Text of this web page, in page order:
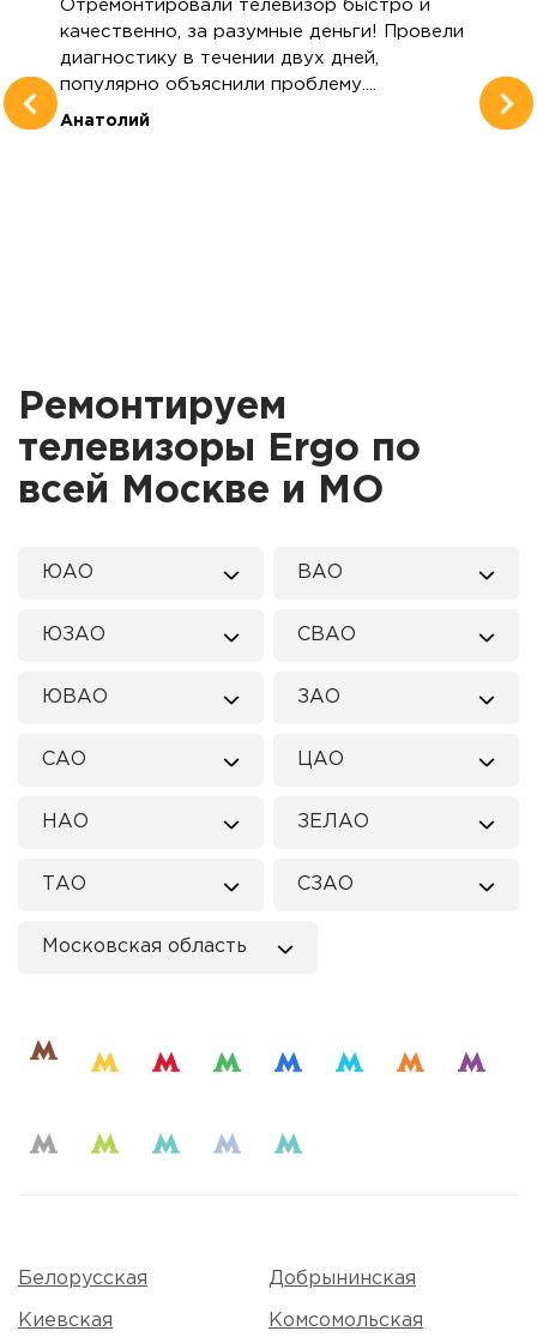
Отремонтировали телевизор быстро и
качественно, за разумные деньги! Провели
диагностику в течении двух дней,
популярно объяснили проблему....
Анатолий
Ремонтируем
телевизоры Ergo по
всей Москве и МО
ЮАО ВАО
ЮЗАО СВАО
ЮВАО ЗАО
САО ЦАО
НАО ЗЕЛАО
ТАО СЗАО
Московская область
Белорусская Добрынинская
Киевская Комсомольская